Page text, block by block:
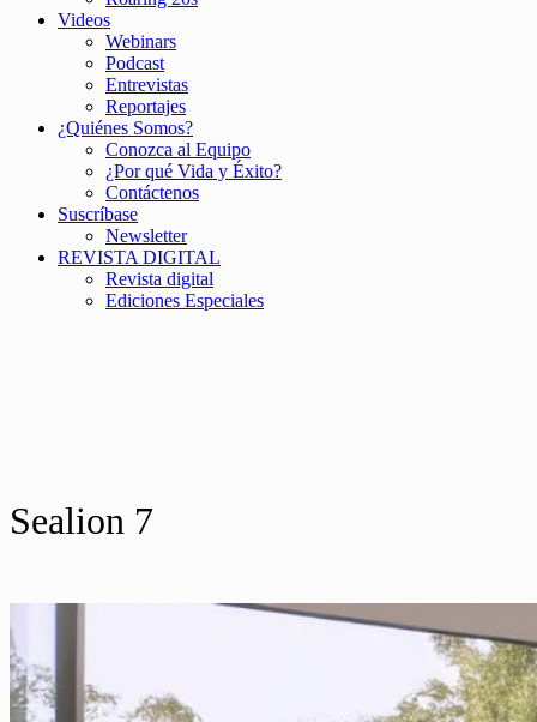
Videos
Webinars
Podcast
Entrevistas
Reportajes
¿Quiénes Somos?
Conozca al Equipo
¿Por qué Vida y Éxito?
Contáctenos
Suscríbase
Newsletter
REVISTA DIGITAL
Revista digital
Ediciones Especiales
Sealion 7